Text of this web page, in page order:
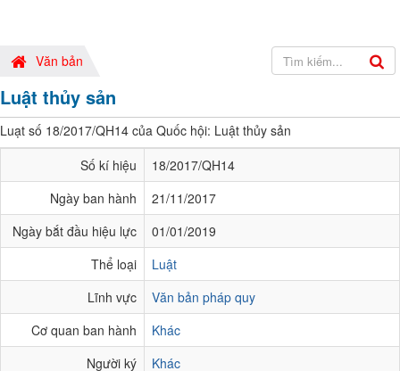
Văn bản
Luật thủy sản
Luạt số 18/2017/QH14 của Quốc hội: Luật thủy sản
Số kí hiệu
18/2017/QH14
Ngày ban hành
21/11/2017
Ngày bắt đầu hiệu lực
01/01/2019
Thể loại
Luật
Lĩnh vực
Văn bản pháp quy
Cơ quan ban hành
Khác
Người ký
Khác